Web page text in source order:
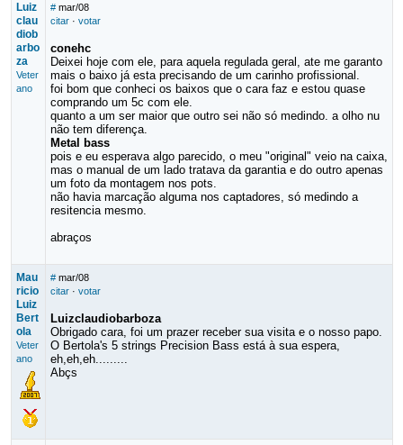
Luiz
clau
diob
arbo
za
Veter
ano
# mar/08
citar· votar
conehc
Deixei hoje com ele, para aquela regulada geral, ate me garanto
mais o baixo já esta precisando de um carinho profissional.
foi bom que conheci os baixos que o cara faz e estou quase
comprando um 5c com ele.
quanto a um ser maior que outro sei não só medindo. a olho nu
não tem diferença.
Metal bass
pois e eu esperava algo parecido, o meu "original" veio na caixa,
mas o manual de um lado tratava da garantia e do outro apenas
um foto da montagem nos pots.
não havia marcação alguma nos captadores, só medindo a
resitencia mesmo.
abraços
Mau
ricio
Luiz
Bert
ola
Veter
ano
# mar/08
citar· votar
Luizclaudiobarboza
Obrigado cara, foi um prazer receber sua visita e o nosso papo.
O Bertola's 5 strings Precision Bass está à sua espera,
eh,eh,eh.........
Abçs